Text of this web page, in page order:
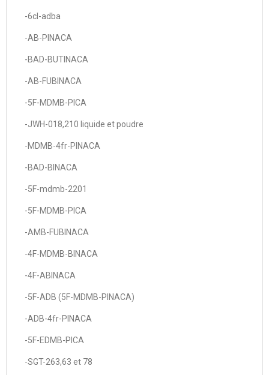
-6cl-adba
-AB-PINACA
-BAD-BUTINACA
-AB-FUBINACA
-5F-MDMB-PICA
-JWH-018,210 liquide et poudre
-MDMB-4fr-PINACA
-BAD-BINACA
-5F-mdmb-2201
-5F-MDMB-PICA
-AMB-FUBINACA
-4F-MDMB-BINACA
-4F-ABINACA
-5F-ADB (5F-MDMB-PINACA)
-ADB-4fr-PINACA
-5F-EDMB-PICA
-SGT-263,63 et 78